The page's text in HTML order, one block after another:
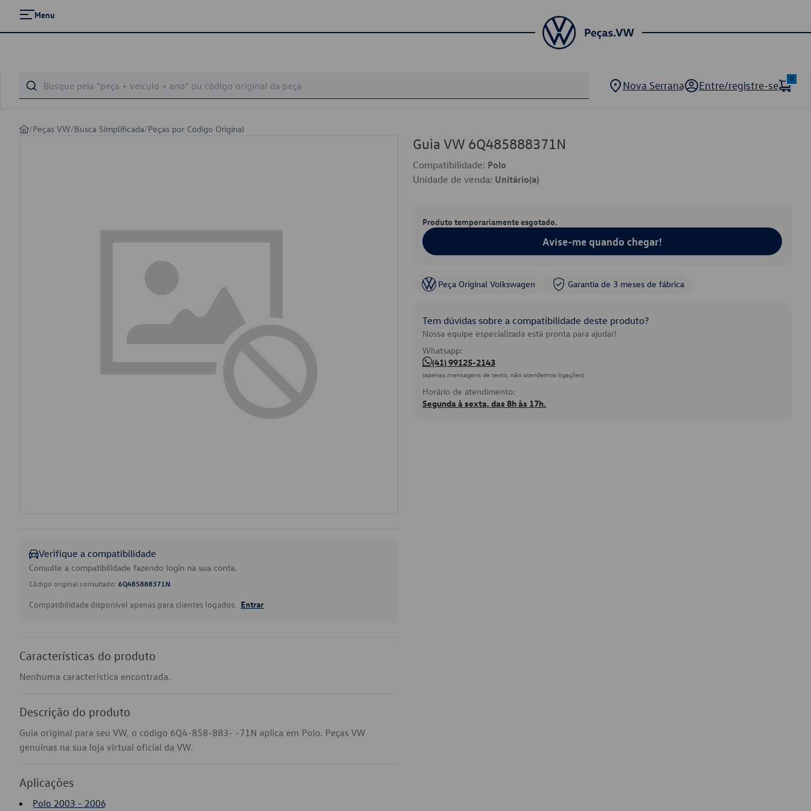
Menu
Nova Serrana Entre/registre-se
0
/Peças VW/Busca Simplificada/Peças por Código Original
Verifique a compatibilidade
Consulte a compatibilidade fazendo login na sua conta.
Código original consultado: 6Q485888371N
Compatibilidade disponível apenas para clientes logados. Entrar
Características do produto
Nenhuma característica encontrada.
Descrição do produto
Guia original para seu VW, o código 6Q4-858-883- -71N aplica em Polo. Peças VW
genuínas na sua loja virtual oficial da VW.
Aplicações
Polo 2003 - 2006
Guia VW 6Q485888371N
Compatibilidade: Polo
Unidade de venda: Unitário(a)
Produto temporariamente esgotado.
Avise-me quando chegar!
Peça Original Volkswagen Garantia de 3 meses de fábrica
Tem dúvidas sobre a compatibilidade deste produto?
Nossa equipe especializada está pronta para ajudar!
Whatsapp:
(41) 99125-2143
(apenas mensagens de texto, não atendemos ligações)
Horário de atendimento:
Segunda à sexta, das 8h às 17h.